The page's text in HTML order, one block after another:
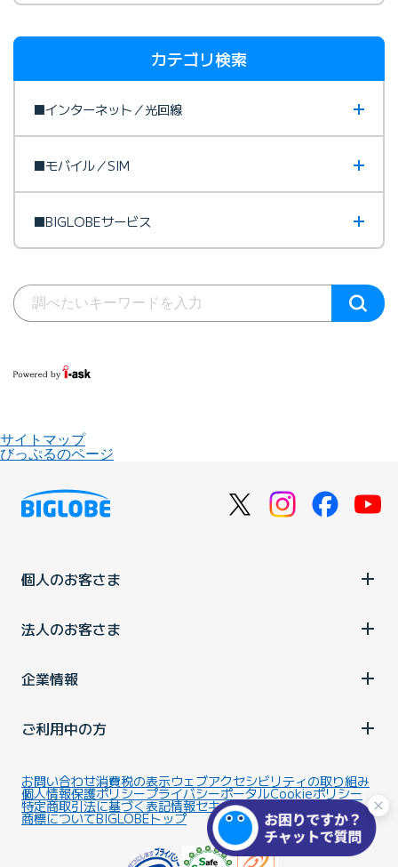
カテゴリ検索
■インターネット／光回線
■モバイル／SIM
■BIGLOBEサービス
サイトマップ
びっぷるのページ
個人のお客さま
法人のお客さま
企業情報
ご利用中の方
お問い合わせ消費税の表示ウェブアクセシビリティの取り組み
個人情報保護ポリシープライバシーポータルCookieポリシー
特定商取引法に基づく表記情報セキュリティ基本方針
商標についてBIGLOBEトップ